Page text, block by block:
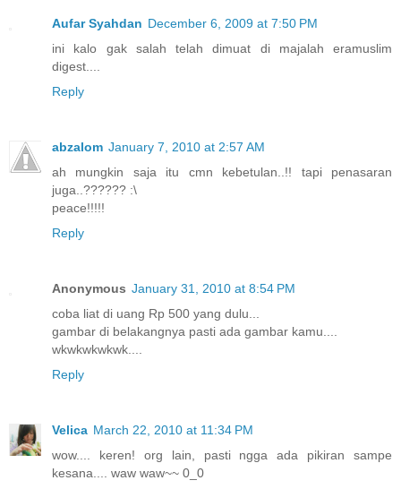
Aufar Syahdan December 6, 2009 at 7:50 PM
ini kalo gak salah telah dimuat di majalah eramuslim
digest....
Reply
abzalom January 7, 2010 at 2:57 AM
ah mungkin saja itu cmn kebetulan..!! tapi penasaran
juga..?????? :\
peace!!!!!
Reply
Anonymous January 31, 2010 at 8:54 PM
coba liat di uang Rp 500 yang dulu...
gambar di belakangnya pasti ada gambar kamu....
wkwkwkwkwk....
Reply
Velica March 22, 2010 at 11:34 PM
wow.... keren! org lain, pasti ngga ada pikiran sampe
kesana.... waw waw~~ 0_0